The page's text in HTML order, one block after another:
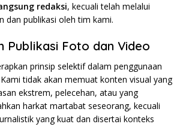
redaksi, kecuali telah melalui
dan publikasi oleh tim kami.
Publikasi Foto dan Video
prinsip selektif dalam penggunaan
tidak akan memuat konten visual yang
ekstrem, pelecehan, atau yang
harkat martabat seseorang, kecuali
yang kuat dan disertai konteks